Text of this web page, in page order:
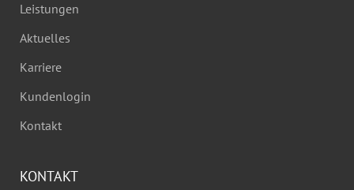
Leistungen
Aktuelles
Karriere
Kundenlogin
Kontakt
KONTAKT